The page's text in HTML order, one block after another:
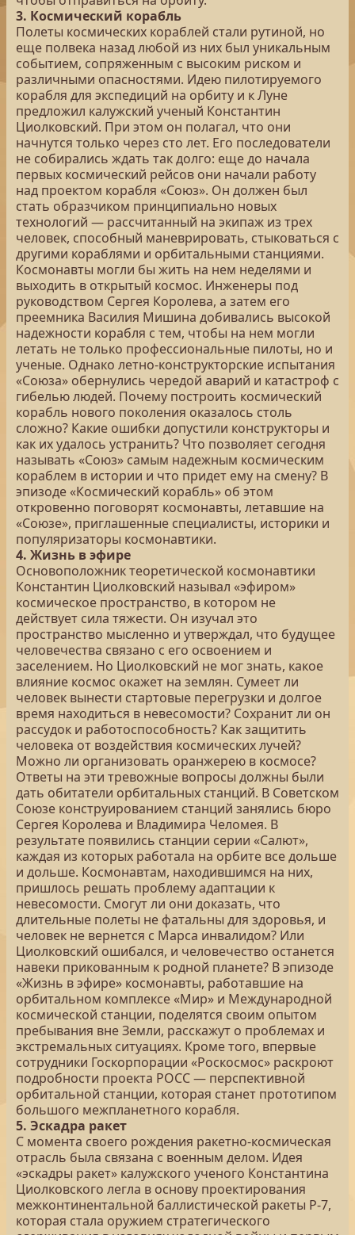
3. Космический корабль
Полеты космических кораблей стали рутиной, но
еще полвека назад любой из них был уникальным
событием, сопряженным с высоким риском и
различными опасностями. Идею пилотируемого
корабля для экспедиций на орбиту и к Луне
предложил калужский ученый Константин
Циолковский. При этом он полагал, что они
начнутся только через сто лет. Его последователи
не собирались ждать так долго: еще до начала
первых космический рейсов они начали работу
над проектом корабля «Союз». Он должен был
стать образчиком принципиально новых
технологий — рассчитанный на экипаж из трех
человек, способный маневрировать, стыковаться с
другими кораблями и орбитальными станциями.
Космонавты могли бы жить на нем неделями и
выходить в открытый космос. Инженеры под
руководством Сергея Королева, а затем его
преемника Василия Мишина добивались высокой
надежности корабля с тем, чтобы на нем могли
летать не только профессиональные пилоты, но и
ученые. Однако летно-конструкторские испытания
«Союза» обернулись чередой аварий и катастроф с
гибелью людей. Почему построить космический
корабль нового поколения оказалось столь
сложно? Какие ошибки допустили конструкторы и
как их удалось устранить? Что позволяет сегодня
называть «Союз» самым надежным космическим
кораблем в истории и что придет ему на смену? В
эпизоде «Космический корабль» об этом
откровенно поговорят космонавты, летавшие на
«Союзе», приглашенные специалисты, историки и
популяризаторы космонавтики.
4. Жизнь в эфире
Основоположник теоретической космонавтики
Константин Циолковский называл «эфиром»
космическое пространство, в котором не
действует сила тяжести. Он изучал это
пространство мысленно и утверждал, что будущее
человечества связано с его освоением и
заселением. Но Циолковский не мог знать, какое
влияние космос окажет на землян. Сумеет ли
человек вынести стартовые перегрузки и долгое
время находиться в невесомости? Сохранит ли он
рассудок и работоспособность? Как защитить
человека от воздействия космических лучей?
Можно ли организовать оранжерею в космосе?
Ответы на эти тревожные вопросы должны были
дать обитатели орбитальных станций. В Советском
Союзе конструированием станций занялись бюро
Сергея Королева и Владимира Челомея. В
результате появились станции серии «Салют»,
каждая из которых работала на орбите все дольше
и дольше. Космонавтам, находившимся на них,
пришлось решать проблему адаптации к
невесомости. Смогут ли они доказать, что
длительные полеты не фатальны для здоровья, и
человек не вернется с Марса инвалидом? Или
Циолковский ошибался, и человечество останется
навеки прикованным к родной планете? В эпизоде
«Жизнь в эфире» космонавты, работавшие на
орбитальном комплексе «Мир» и Международной
космической станции, поделятся своим опытом
пребывания вне Земли, расскажут о проблемах и
экстремальных ситуациях. Кроме того, впервые
сотрудники Госкорпорации «Роскосмос» раскроют
подробности проекта РОСС — перспективной
орбитальной станции, которая станет прототипом
большого межпланетного корабля.
5. Эскадра ракет
С момента своего рождения ракетно-космическая
отрасль была связана с военным делом. Идея
«эскадры ракет» калужского ученого Константина
Циолковского легла в основу проектирования
межконтинентальной баллистической ракеты Р-7,
которая стала оружием стратегического